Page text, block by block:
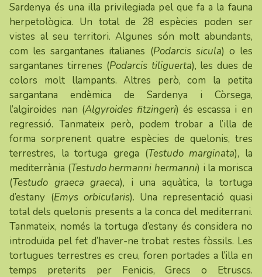
Sardenya és una illa privilegiada pel que fa a la fauna
herpetològica. Un total de 28 espècies poden ser
vistes al seu territori. Algunes són molt abundants,
com les sargantanes italianes (Podarcis sicula) o les
sargantanes tirrenes (Podarcis tiliguerta), les dues de
colors molt llampants. Altres però, com la petita
sargantana endèmica de Sardenya i Còrsega,
l’algiroides nan (Algyroides fitzingeri) és escassa i en
regressió. Tanmateix però, podem trobar a l’illa de
forma sorprenent quatre espècies de quelonis, tres
terrestres, la tortuga grega (Testudo marginata), la
mediterrània (Testudo hermanni hermanni) i la morisca
(Testudo graeca graeca), i una aquàtica, la tortuga
d’estany (Emys orbicularis). Una representació quasi
total dels quelonis presents a la conca del mediterrani.
Tanmateix, només la tortuga d’estany és considera no
introduïda pel fet d’haver-ne trobat restes fòssils. Les
tortugues terrestres es creu, foren portades a l’illa en
temps preterits per Fenicis, Grecs o Etruscs.